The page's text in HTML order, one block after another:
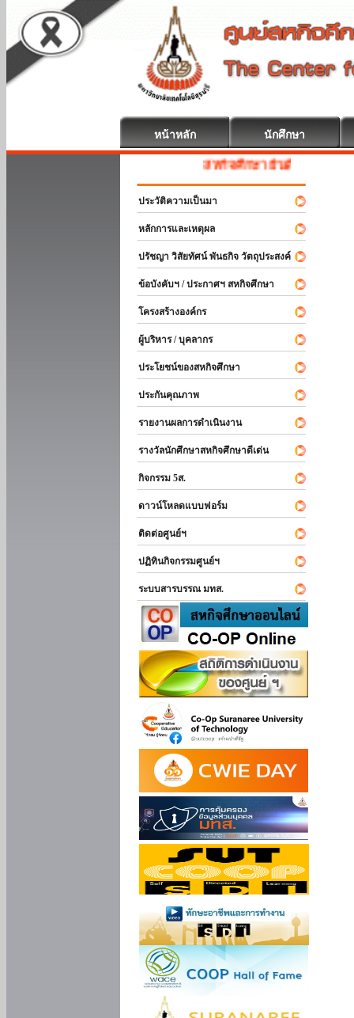
หน้าหลัก นักศึกษา
สหกิจศึกษา ยินดีต้อนรับ
ประวัติความเป็นมา
หลักการและเหตุผล
ปรัชญา วิสัยทัศน์ พันธกิจ วัตถุประสงค์
ข้อบังคับฯ / ประกาศฯ สหกิจศึกษา
โครงสร้างองค์กร
ผู้บริหาร / บุคลากร
ประโยชน์ของสหกิจศึกษา
ประกันคุณภาพ
รายงานผลการดำเนินงาน
รางวัลนักศึกษาสหกิจศึกษาดีเด่น
กิจกรรม 5ส.
ดาวน์โหลดแบบฟอร์ม
ติดต่อศูนย์ฯ
ปฏิทินกิจกรรมศูนย์ฯ
ระบบสารบรรณ มทส.